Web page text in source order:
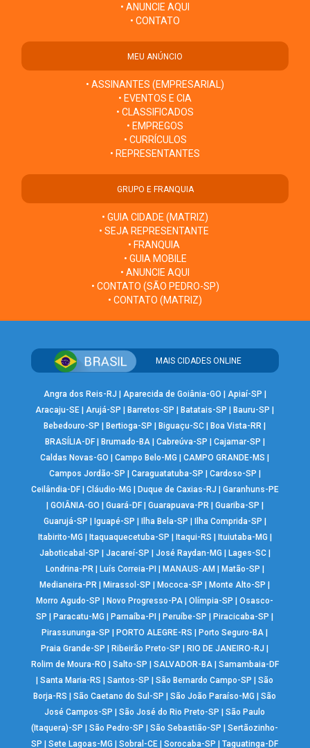
• ANUNCIE AQUI
• CONTATO
MEU ANÚNCIO
• ASSINANTES (EMPRESARIAL)
• EVENTOS E CIA
• CLASSIFICADOS
• EMPREGOS
• CURRÍCULOS
• REPRESENTANTES
GRUPO E FRANQUIA
• GUIA CIDADE (MATRIZ)
• SEJA REPRESENTANTE
• FRANQUIA
• GUIA MOBILE
• ANUNCIE AQUI
• CONTATO (SÃO PEDRO-SP)
• CONTATO (MATRIZ)
MAIS CIDADES ONLINE
Angra dos Reis-RJ Aparecida de Goiânia-GO Apiaí-SP
Aracaju-SE |Arujá-SP Barretos-SP Batatais-SP Bauru-SP
Bebedouro-SP
Bertioga-SP Biguaçu-SC Boa Vista-RR
BRASÍLIA-DF| Brumado-BA| Cabreúva-SP Cajamar-SP
Caldas Novas-GO
|Campo Belo-MG |CAMPO GRANDE-MS
Campos Jordão-SP
Caraguatatuba-SP Cardoso-SP
Ceilândia-DF| Cláudio-MG Duque de Caxias-RJ
Garanhuns-PE
GOIÂNIA-GO Guará-DF| Guarapuava-PR| Guariba-SP
Guarujá-SP
Iguapé-SP Ilha Bela-SP Ilha Comprida-SP
Itabirito-MG
Itaquaquecetuba-SP Itaqui-RS Ituiutaba-MG
Jaboticabal-SP
Jacareí-SP José Raydan-MG Lages-SC|
Londrina-PR| Luís Correia-PI MANAUS-AM Matão-SP
Medianeira-PR
Mirassol-SP Mococa-SP Monte Alto-SP
Morro Agudo-SP
Novo Progresso-PA |Olímpia-SP |Osasco-
SP
Paracatu-MG Parnaíba-PI Peruíbe-SP Piracicaba-SP
Pirassununga-SP
PORTO ALEGRE-RS Porto Seguro-BA
Praia Grande-SP
Ribeirão Preto-SP RIO DE JANEIRO-RJ
Rolim de Moura-RO
Salto-SP SALVADOR-BA| Samambaia-DF
|Santa Maria-RS |Santos-SP |São Bernardo Campo-SP |São
Borja-RS
|São Caetano do Sul-SP |São João Paraíso-MG |São
José Campos-SP
|São José do Rio Preto-SP |São Paulo
(Itaquera)-SP
|São Pedro-SP |São Sebastião-SP |Sertãozinho-
SP
|Sete Lagoas-MG |Sobral-CE |Sorocaba-SP |Taguatinga-DF